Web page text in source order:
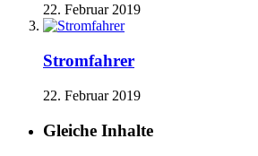
22. Februar 2019
Stromfahrer
22. Februar 2019
Gleiche Inhalte